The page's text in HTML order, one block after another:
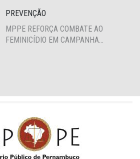
PREVENÇÃO
MPPE REFORÇA COMBATE AO
FEMINICÍDIO EM CAMPANHA